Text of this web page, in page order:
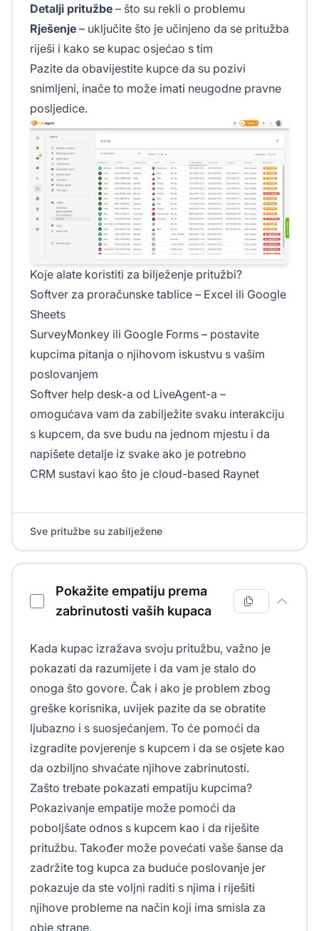
Detalji pritužbe – što su rekli o problemu
Rješenje – uključite što je učinjeno da se pritužba
riješi i kako se kupac osjećao s tim
Pazite da obavijestite kupce da su pozivi
snimljeni, inače to može imati neugodne pravne
posljedice.
Koje alate koristiti za bilježenje pritužbi?
Softver za proračunske tablice – Excel ili Google
Sheets
SurveyMonkey ili Google Forms – postavite
kupcima pitanja o njihovom iskustvu s vašim
poslovanjem
Softver help desk-a od LiveAgent-a –
omogućava vam da zabilježite svaku interakciju
s kupcem, da sve budu na jednom mjestu i da
napišete detalje iz svake ako je potrebno
CRM sustavi kao što je cloud-based Raynet
Sve pritužbe su zabilježene
Pokažite empatiju prema
zabrinutosti vaših kupaca
Kada kupac izražava svoju pritužbu, važno je
pokazati da razumijete i da vam je stalo do
onoga što govore. Čak i ako je problem zbog
greške korisnika, uvijek pazite da se obratite
ljubazno i s suosjećanjem. To će pomoći da
izgradite povjerenje s kupcem i da se osjete kao
da ozbiljno shvaćate njihove zabrinutosti.
Zašto trebate pokazati empatiju kupcima?
Pokazivanje empatije može pomoći da
poboljšate odnos s kupcem kao i da riješite
pritužbu. Također može povećati vaše šanse da
zadržite tog kupca za buduće poslovanje jer
pokazuje da ste voljni raditi s njima i riješiti
njihove probleme na način koji ima smisla za
obje strane.